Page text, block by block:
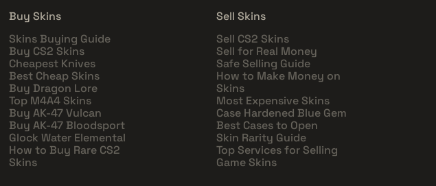
Buy Skins
Skins Buying Guide
Buy CS2 Skins
Cheapest Knives
Best Cheap Skins
Buy Dragon Lore
Top M4A4 Skins
Buy AK-47 Vulcan
Buy AK-47 Bloodsport
Glock Water Elemental
How to Buy Rare CS2
Skins
Sell Skins
Sell CS2 Skins
Sell for Real Money
Safe Selling Guide
How to Make Money on
Skins
Most Expensive Skins
Case Hardened Blue Gem
Best Cases to Open
Skin Rarity Guide
Top Services for Selling
Game Skins